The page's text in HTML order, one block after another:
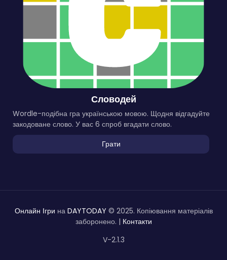
Словодей
Wordle-подібна гра українською мовою. Щодня відгадуйте
закодоване слово. У вас 6 спроб вгадати слово.
Грати
Онлайн Ігри на DAYTODAY © 2025. Копіювання матеріалів
заборонено. | Контакти
V-2.1.3